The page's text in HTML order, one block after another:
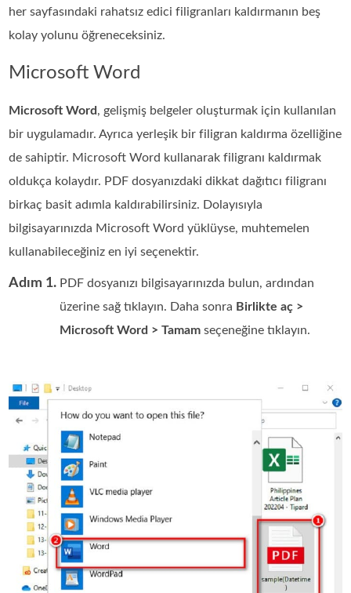
her sayfasındaki rahatsız edici filigranları kaldırmanın beş
kolay yolunu öğreneceksiniz.
Microsoft Word
Microsoft Word , gelişmiş belgeler oluşturmak için kullanılan
bir uygulamadır. Ayrıca yerleşik bir filigran kaldırma özelliğine
de sahiptir. Microsoft Word kullanarak filigranı kaldırmak
oldukça kolaydır. PDF dosyanızdaki dikkat dağıtıcı filigranı
birkaç basit adımla kaldırabilirsiniz. Dolayısıyla
bilgisayarınızda Microsoft Word yüklüyse, muhtemelen
kullanabileceğiniz en iyi seçenektir.
Adım 1. PDF dosyanızı bilgisayarınızda bulun, ardından
üzerine sağ tıklayın. Daha sonra Birlikte aç >
Microsoft Word > Tamam seçeneğine tıklayın.